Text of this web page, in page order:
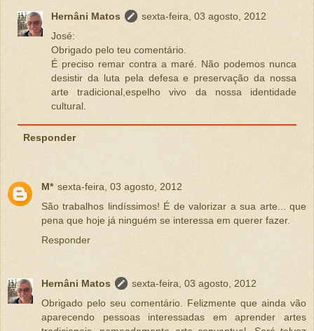
Hernâni Matos
sexta-feira, 03 agosto, 2012
José:
Obrigado pelo teu comentário.
É preciso remar contra a maré. Não podemos nunca
desistir da luta pela defesa e preservação da nossa
arte tradicional,espelho vivo da nossa identidade
cultural.
Responder
M* sexta-feira, 03 agosto, 2012
São trabalhos lindíssimos! É de valorizar a sua arte... que
pena que hoje já ninguém se interessa em querer fazer.
Responder
Hernâni Matos
sexta-feira, 03 agosto, 2012
Obrigado pelo seu comentário. Felizmente que ainda vão
aparecendo pessoas interessadas em aprender artes